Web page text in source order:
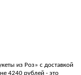
из Роз» с доставкой
4240 рублей - это